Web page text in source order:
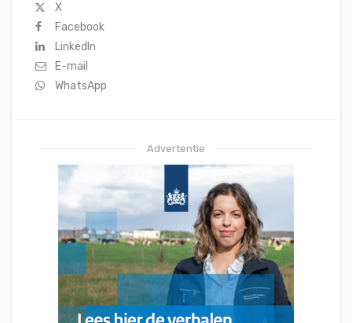
X
Facebook
LinkedIn
E-mail
WhatsApp
Advertentie